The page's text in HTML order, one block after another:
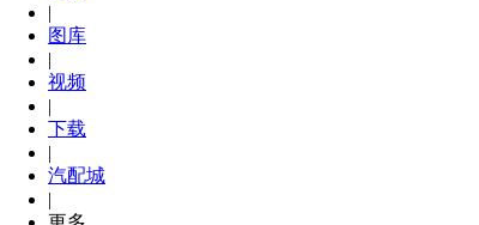
|
图库
|
视频
|
下载
|
汽配城
|